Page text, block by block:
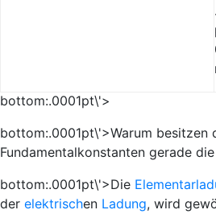
bottom:.0001pt\'>
bottom:.0001pt\'>Warum besitzen
Fundamentalkonstanten gerade
bottom:.0001pt\'>Die
der elektrischen Ladung, wird